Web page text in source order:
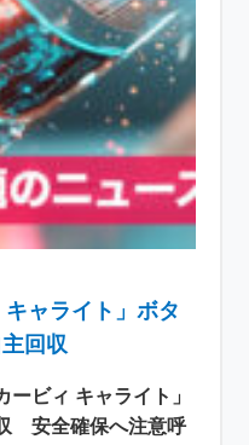
ャライト」ボタ
回収
ビィ キャライト」
安全確保へ注意呼